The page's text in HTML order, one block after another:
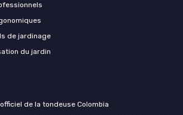
de jardinage
du jardin
de la tondeuse Colombia